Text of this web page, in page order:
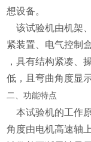
想设备。
该试验机由机架
紧装置、电气控制
，具有结构紧凑、
低，且弯曲角度显
二、功能特点
本试验机的工作
角度由电机高速轴